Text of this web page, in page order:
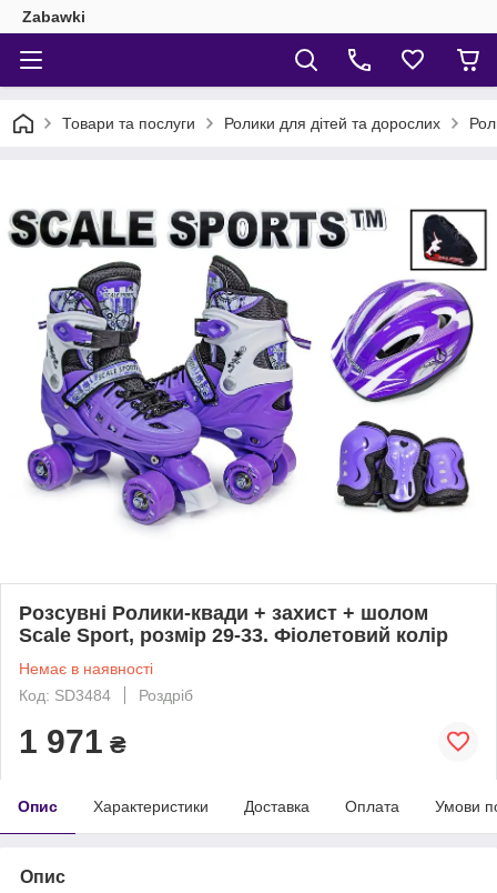
Zabawki
Товари та послуги Ролики для дітей та дорослих
Розсувні Ролики-квади + захист + шолом
Scale Sport, розмір 29-33. Фіолетовий колір
Немає в наявності
Код: SD3484
Роздріб
1 971 ₴
Опис Характеристики Доставка Оплата Умови
Опис